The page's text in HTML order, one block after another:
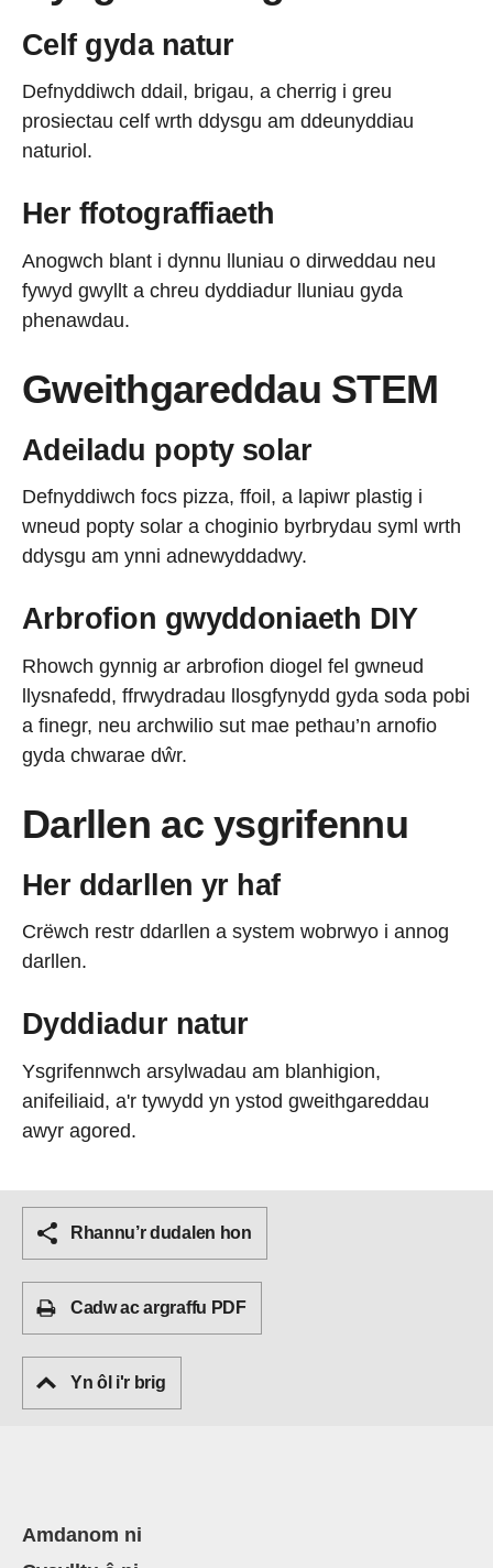
Celf gyda natur
Defnyddiwch ddail, brigau, a cherrig i greu
prosiectau celf wrth ddysgu am ddeunyddiau
naturiol.
Her ffotograffiaeth
Anogwch blant i dynnu lluniau o dirweddau neu
fywyd gwyllt a chreu dyddiadur lluniau gyda
phenawdau.
Gweithgareddau STEM
Adeiladu popty solar
Defnyddiwch focs pizza, ffoil, a lapiwr plastig i
wneud popty solar a choginio byrbrydau syml wrth
ddysgu am ynni adnewyddadwy.
Arbrofion gwyddoniaeth DIY
Rhowch gynnig ar arbrofion diogel fel gwneud
llysnafedd, ffrwydradau llosgfynydd gyda soda pobi
a finegr, neu archwilio sut mae pethau’n arnofio
gyda chwarae dŵr.
Darllen ac ysgrifennu
Her ddarllen yr haf
Crëwch restr ddarllen a system wobrwyo i annog
darllen.
Dyddiadur natur
Ysgrifennwch arsylwadau am blanhigion,
anifeiliaid, a'r tywydd yn ystod gweithgareddau
awyr agored.
Rhannu’r dudalen hon
Cadw ac argraffu PDF
Yn ôl i'r brig
Amdanom ni